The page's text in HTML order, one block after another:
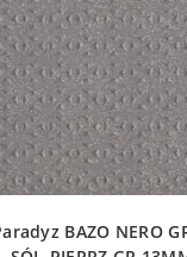
BAZO NERO